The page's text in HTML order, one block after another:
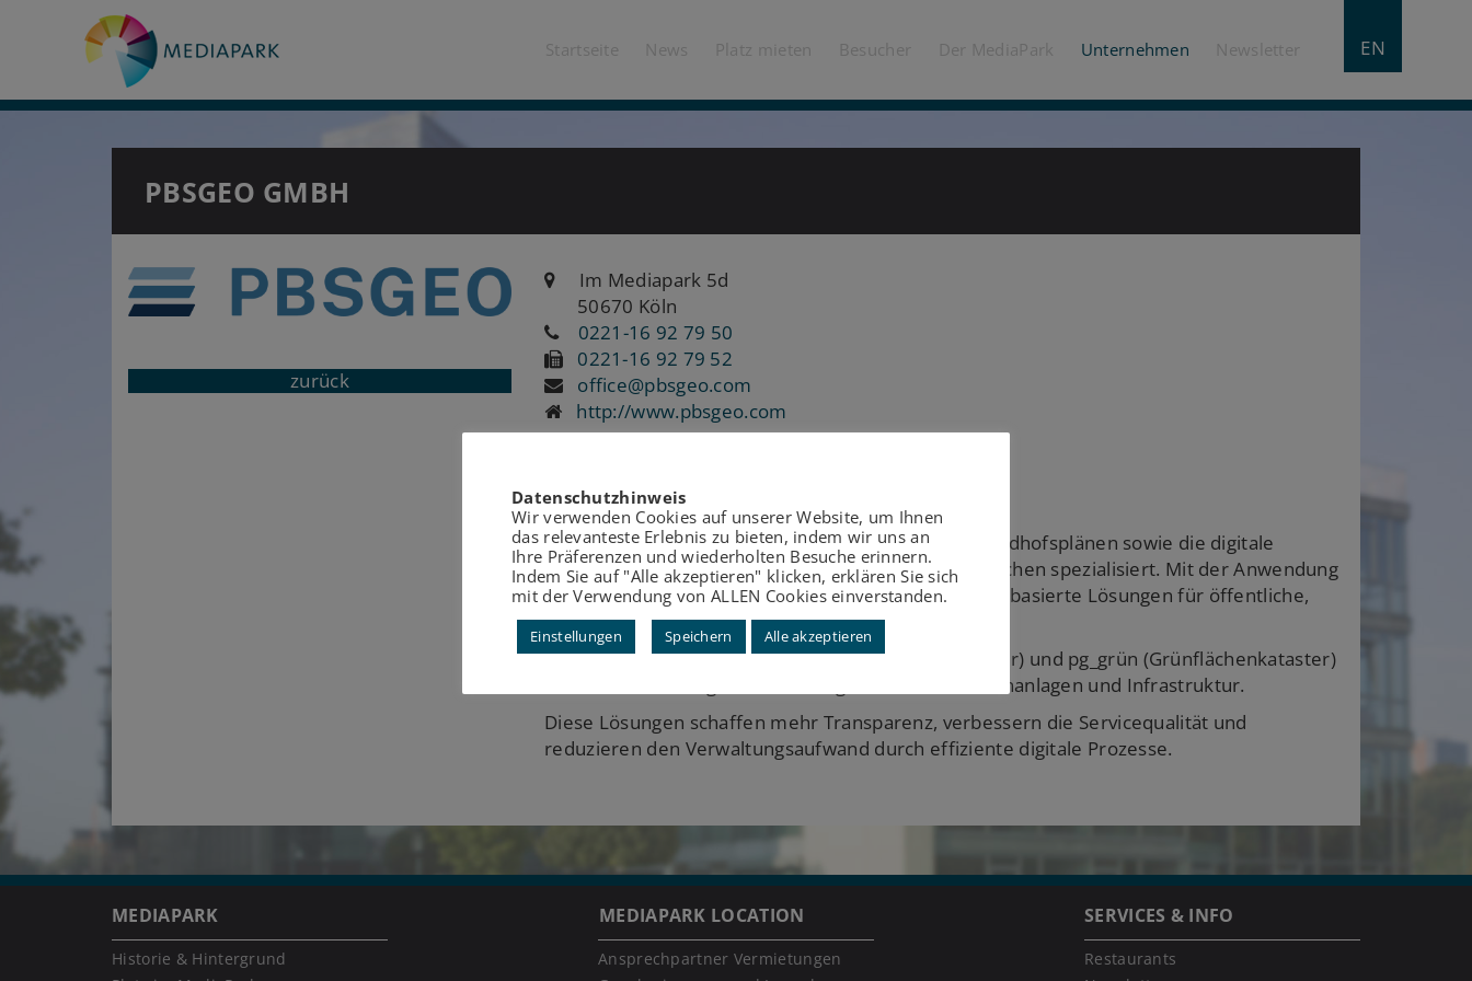
EN
Startseite News Platz mieten Besucher Der MediaPark Unternehmen Newsletter
PBSGEO GMBH
zurück
Im Mediapark 5d
50670 Köln
0221-16 92 79 50
0221-16 92 79 52
office@pbsgeo.com
http://www.pbsgeo.com
Die PBSGEO GmbH ist auf die Digitalisierung von Friedhofsplänen sowie die digitale
Verwaltung von Friedhöfen und öffentlichen Grünflächen spezialisiert. Mit der Anwendung
friedhof.io bietet PBSGEO maßgeschneiderte, kartenbasierte Lösungen für öffentliche,
kirchliche und private Friedhofsverwaltungen.
Ergänzend dazu ermöglichen pg_baum (Baumkataster) und pg_grün (Grünflächenkataster)
die umfassende digitale Erfassung von Bäumen, Grünanlagen und Infrastruktur.
Diese Lösungen schaffen mehr Transparenz, verbessern die Servicequalität und
reduzieren den Verwaltungsaufwand durch effiziente digitale Prozesse.
MEDIAPARK
Historie & Hintergrund
MEDIAPARK LOCATION
Ansprechpartner Vermietungen
SERVICES & INFO
Restaurants
Datenschutzhinweis
Wir verwenden Cookies auf unserer Website, um Ihnen
das relevanteste Erlebnis zu bieten, indem wir uns an
Ihre Präferenzen und wiederholten Besuche erinnern.
Indem Sie auf "Alle akzeptieren" klicken, erklären Sie sich
mit der Verwendung von ALLEN Cookies einverstanden.
Einstellungen Speichern Alle akzeptieren